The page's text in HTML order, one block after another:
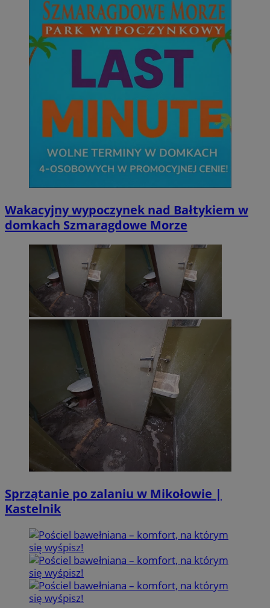
Wakacyjny wypoczynek nad Bałtykiem w
domkach Szmaragdowe Morze
Sprzątanie po zalaniu w Mikołowie |
Kastelnik